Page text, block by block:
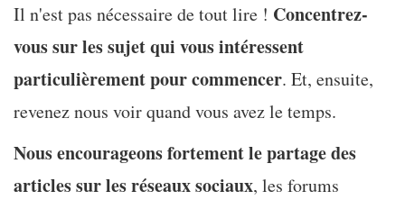
Il n'est pas nécessaire de tout lire ! Concentrez-
vous sur les sujet qui vous intéressent
particulièrement pour commencer. Et, ensuite,
revenez nous voir quand vous avez le temps.
Nous encourageons fortement le partage des
articles sur les réseaux sociaux, les forums